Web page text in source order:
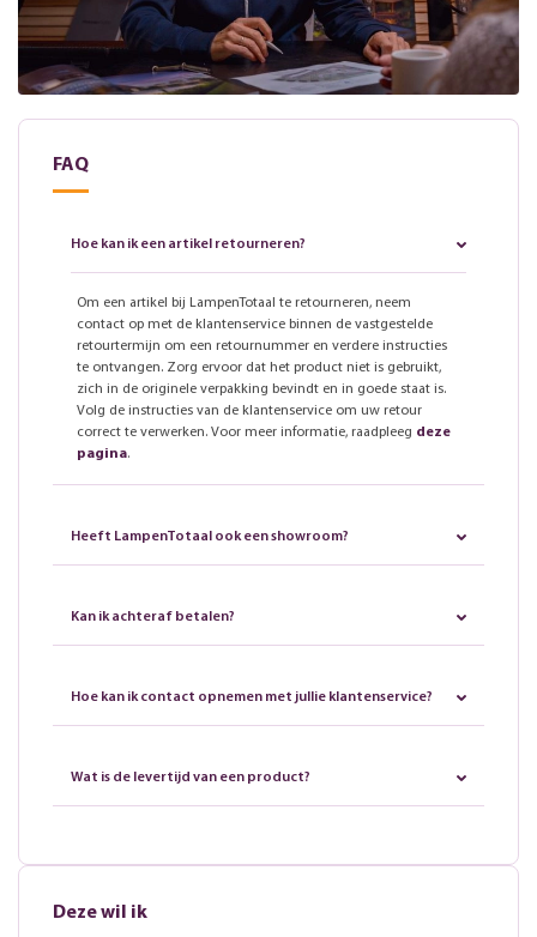
FAQ
Hoe kan ik een artikel retourneren?
Om een artikel bij LampenTotaal te retourneren, neem
contact op met de klantenservice binnen de vastgestelde
retourtermijn om een retournummer en verdere instructies
te ontvangen. Zorg ervoor dat het product niet is gebruikt,
zich in de originele verpakking bevindt en in goede staat is.
Volg de instructies van de klantenservice om uw retour
correct te verwerken. Voor meer informatie, raadpleeg deze
pagina.
Heeft LampenTotaal ook een showroom?
Kan ik achteraf betalen?
Hoe kan ik contact opnemen met jullie klantenservice?
Wat is de levertijd van een product?
Deze wil ik